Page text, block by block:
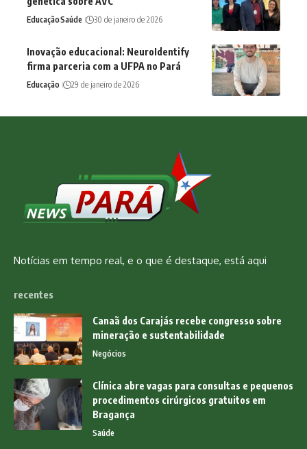
EducaçãoSaúde 30 de janeiro de 2026
Inovação educacional: NeuroIdentify
firma parceria com a UFPA no Pará
Educação 29 de janeiro de 2026
Notícias em tempo real, e o que é destaque, está aqui
recentes
Canaã dos Carajás recebe congresso sobre
mineração e sustentabilidade
Negócios
Clínica abre vagas para consultas e pequenos
procedimentos cirúrgicos gratuitos em
Bragança
Saúde